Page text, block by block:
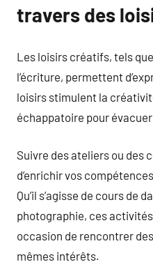
travers des
Les loisirs créatifs, tels
l’écriture, permettent
loisirs stimulent la
échappatoire pour
Suivre des ateliers ou des
d’enrichir vos
Qu’il s’agisse de cours de
photographie, ces
occasion de rencontrer
mêmes intérêts.